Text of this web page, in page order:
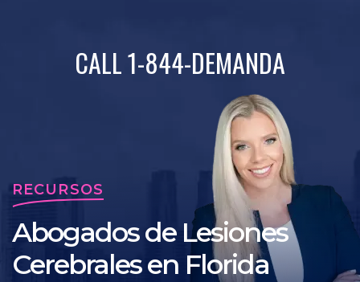
CALL 1-844-DEMANDA
RECURSOS
Abogados de Lesiones
Cerebrales en Florida